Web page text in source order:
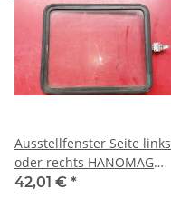
Ausstellfenster Seite links
oder rechts HANOMAG
HENSCHEL F Transporter
42,01 € *